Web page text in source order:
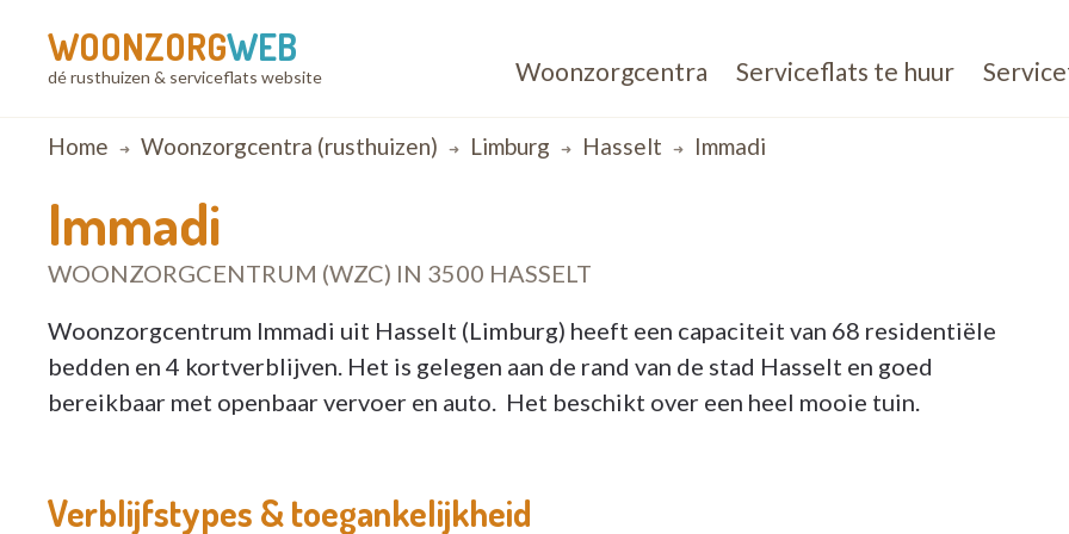
WOONZORGWEB
dé rusthuizen & serviceflats website Woonzorgcentra Serviceflats te huur
Breadcrumb
Home Woonzorgcentra (rusthuizen) Limburg Hasselt Immadi
Immadi
WOONZORGCENTRUM (WZC) IN 3500 HASSELT
Woonzorgcentrum Immadi uit Hasselt (Limburg) heeft een capaciteit van 68 residentiële
bedden en 4 kortverblijven. Het is gelegen aan de rand van de stad Hasselt en goed
bereikbaar met openbaar vervoer en auto. Het beschikt over een heel mooie tuin.
Verblijfstypes & toegankelijkheid